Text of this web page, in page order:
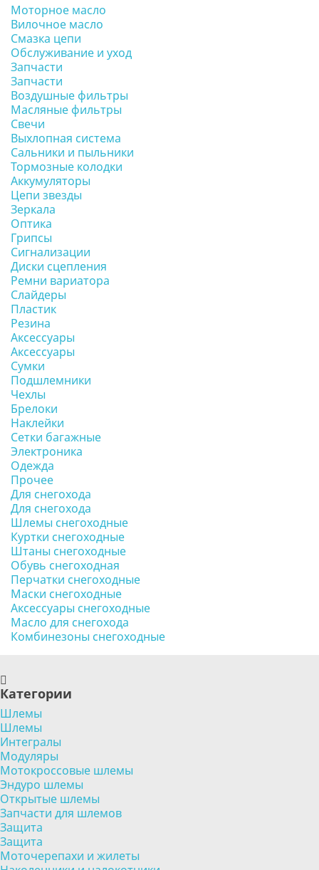
Моторное масло
Вилочное масло
Смазка цепи
Обслуживание и уход
Запчасти
Запчасти
Воздушные фильтры
Масляные фильтры
Свечи
Выхлопная система
Сальники и пыльники
Тормозные колодки
Аккумуляторы
Цепи звезды
Зеркала
Оптика
Грипсы
Сигнализации
Диски сцепления
Ремни вариатора
Слайдеры
Пластик
Резина
Аксессуары
Аксессуары
Сумки
Подшлемники
Чехлы
Брелоки
Наклейки
Сетки багажные
Электроника
Одежда
Прочее
Для снегохода
Для снегохода
Шлемы снегоходные
Куртки снегоходные
Штаны снегоходные
Обувь снегоходная
Перчатки снегоходные
Маски снегоходные
Аксессуары снегоходные
Масло для снегохода
Комбинезоны снегоходные
Категории
Шлемы
Шлемы
Интегралы
Модуляры
Мотокроссовые шлемы
Эндуро шлемы
Открытые шлемы
Запчасти для шлемов
Защита
Защита
Моточерепахи и жилеты